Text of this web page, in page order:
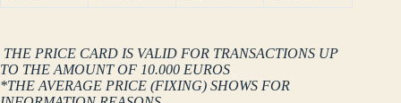
THE PRICE CARD IS VALID FOR TRANSACTIONS UP
TO THE AMOUNT OF 10.000 EUROS
*THE AVERAGE PRICE (FIXING) SHOWS FOR